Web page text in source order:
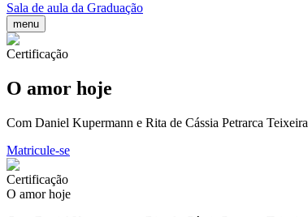
Sala de aula da Graduação
menu
Certificação
O amor hoje
Com Daniel Kupermann e Rita de Cássia Petrarca Teixeira
Matricule-se
Certificação
O amor hoje